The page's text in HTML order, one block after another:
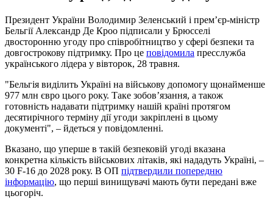
Президент України Володимир Зеленський і прем’єр-міністр
Бельгії Александр Де Кроо підписали у Брюсселі
двосторонню угоду про співробітництво у сфері безпеки та
довгострокову підтримку. Про це повідомила пресслужба
українського лідера у вівторок, 28 травня.
"Бельгія виділить Україні на військову допомогу щонайменше
977 млн євро цього року. Таке зобов’язання, а також
готовність надавати підтримку нашій країні протягом
десятирічного терміну дії угоди закріплені в цьому
документі", – йдеться у повідомленні.
Вказано, що уперше в такій безпековій угоді вказана
конкретна кількість військових літаків, які нададуть Україні, –
30 F-16 до 2028 року. В ОП підтвердили попередню
інформацію, що перші винищувачі мають бути передані вже
цьогоріч.